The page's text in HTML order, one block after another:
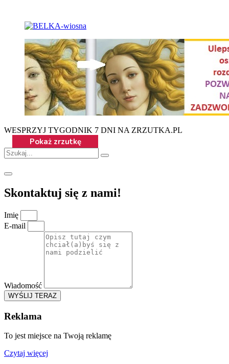
WESPRZYJ TYGODNIK 7 DNI NA ZRZUTKA.PL
Skontaktuj się z nami!
Imię
E-mail
Wiadomość
WYŚLIJ TERAZ
Reklama
To jest miejsce na Twoją reklamę
Czytaj więcej